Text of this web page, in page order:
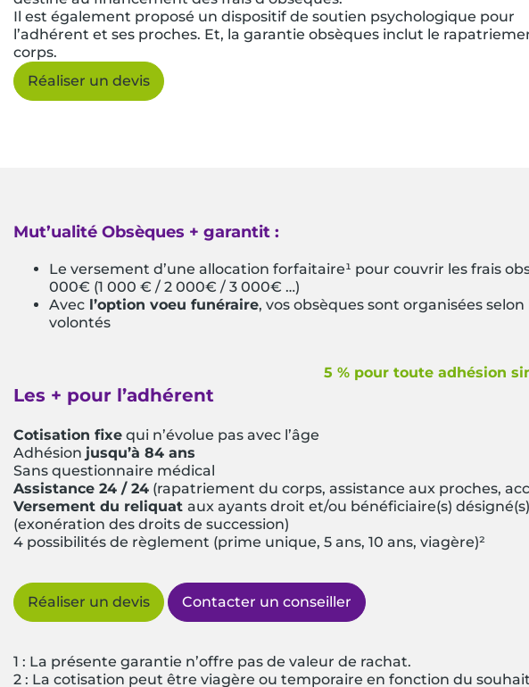
Il est également proposé un dispositif de soutien psychologique pour
l’adhérent et ses proches. Et, la garantie obsèques inclut le
corps.
Réaliser un devis
Mut’ualité Obsèques + garantit :
Le versement d’une allocation forfaitaire¹ pour couvrir les frais
000€ (1 000 € / 2 000€ / 3 000€ …)
Avec l’option voeu funéraire, vos obsèques sont organisées
volontés
5 % pour toute adhésion
Les + pour l’adhérent
Cotisation fixe qui n’évolue pas avec l’âge
Adhésion jusqu’à 84 ans
Sans questionnaire médical
Assistance 24 / 24 (rapatriement du corps, assistance aux proches,
Versement du reliquat aux ayants droit et/ou bénéficiaire(s)
(exonération des droits de succession)
4 possibilités de règlement (prime unique, 5 ans, 10 ans, viagère)²
Réaliser un devis Contacter un conseiller
1 : La présente garantie n’offre pas de valeur de rachat.
2 : La cotisation peut être viagère ou temporaire en fonction du